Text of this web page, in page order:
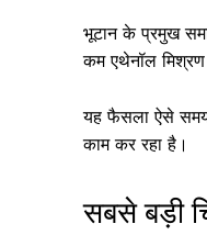
b
o
o
k
भूटान के प्रमुख
कम एथेनॉल मिश्रण
यह फैसला ऐसे समय
काम कर रहा है।
सबसे बड़ी